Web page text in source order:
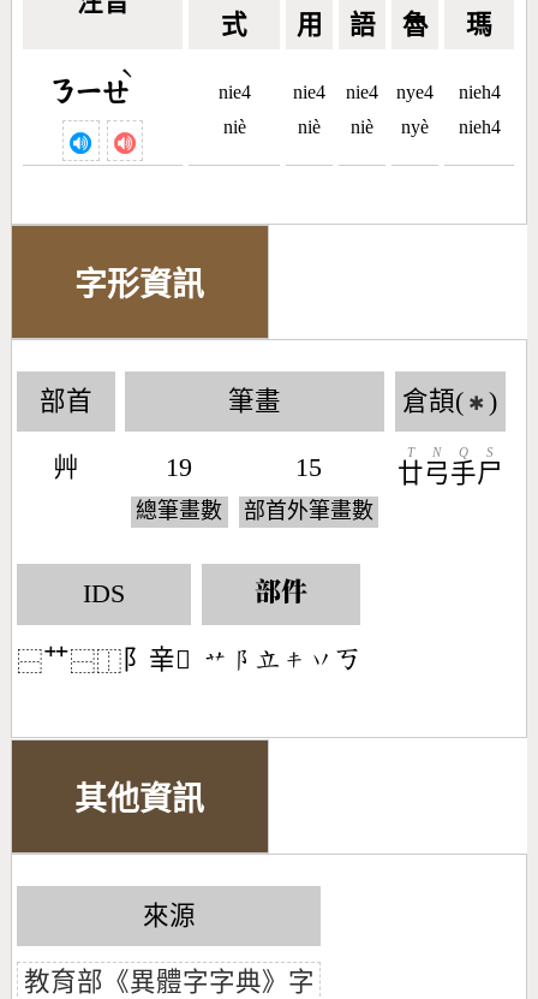
式 用 語 魯 瑪
ㄋㄧㄝ
ˋ
nie4
niè
nie4
niè
nie4
niè
nye4
nyè
nieh4
nieh4
字形資訊
部首
艸
筆畫
19
總筆畫數
15
部首外筆畫數
倉頡( ✱ )
廿
T
弓
N
手
Q
尸
S
IDS
⿱艹⿱⿰ 阝𨐌𠔃
部件
󶃋󶂥󶅒󶁠󶁅󶀠
其他資訊
來源
教育部《異體字字典》字